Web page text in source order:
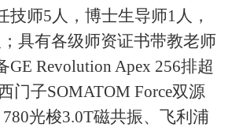
技师5人，博士生导师1人，
具有各级师资证书带教老师
GE Revolution Apex 256排超
门子SOMATOM Force双源
光梭3.0T磁共振、飞利浦